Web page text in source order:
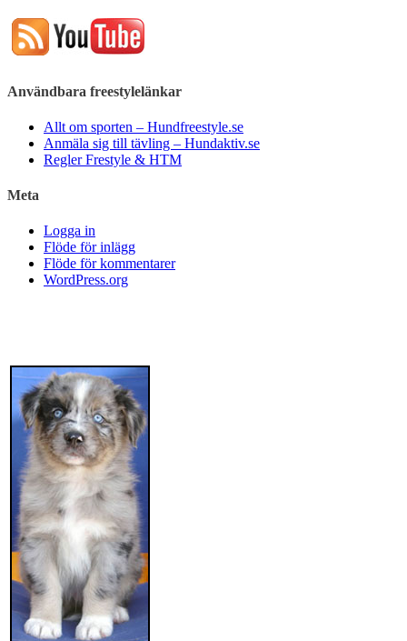
Användbara freestylelänkar
Allt om sporten – Hundfreestyle.se
Anmäla sig till tävling – Hundaktiv.se
Regler Frestyle & HTM
Meta
Logga in
Flöde för inlägg
Flöde för kommentarer
WordPress.org